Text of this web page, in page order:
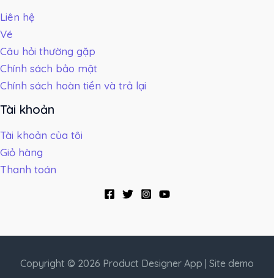
Liên hệ
Vé
Câu hỏi thường gặp
Chính sách bảo mật
Chính sách hoàn tiền và trả lại
Tài khoản
Tài khoản của tôi
Giỏ hàng
Thanh toán
Copyright © 2026 Product Designer App | Site demo